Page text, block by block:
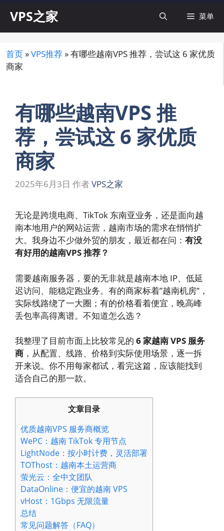
内
VPS之家 菜单
首页 »VPS推荐 »有哪些越南VPS 推荐，尝试这 6 家优质
商家
有哪些越南VPS 推
荐，尝试这 6 家优质
商家
2025年6月3日 作者VPS之家
无论是跨境电商、TikTok 东南亚业务，还是面向越
南本地用户的网站运营，越南市场的需求在悄悄扩
大。我身边不少做外贸的朋友，最近都在问： 有没
有好用的越南VPS 推荐？
需要越南服务器，要的无非就是越南本地 IP、低延
迟访问、能稳定跑业务。有的商家标着”越南机房”，
实际线路绕了一大圈；有的价格看着便宜，晚高峰
丢包率高得离谱。不知道怎么选？
我整理了目前市面上比较常见的 6 家越南 VPS 服务
商 ，从配置、线路、价格到实际使用场景，逐一拆
开来说。你不用每家都试，看完这篇，应该能找到
适合自己的那一款。
文章目录
优质越南VPS 服务商概览
WePC：越南 TikTok 专用节点
LightNode：按小时计费，灵活部署
TOThost：越南本土运营商
萤光云：全中文团队
DataOnline：便宜的越南 VPS
vHost：1Gbps 无限流量
总结
常见问题解答（FAQ）